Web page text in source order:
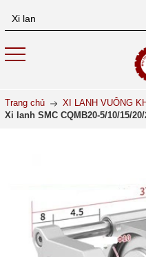
Trang chủ
XI LANH VUÔNG
Xi lanh SMC CQMB20-5/10/15/